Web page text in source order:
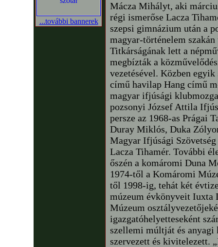
...további bannerek
Mácza Mihályt, aki
régi ismerőse Lacza
szepsi gimnázium után a
magyar-történelem
Titkárságának lett a
megbízták a
vezetésével. Közben
című havilap Hang című
magyar ifjúsági
pozsonyi József Attila
persze az 1968-as Prágai
Duray Miklós, Duka
Magyar Ifjúsági
Lacza Tihamér. További
őszén a komáromi Duna
1974-től a Komáromi
től 1998-ig, tehát két
múzeum évkönyveit Iuxta
Múzeum
igazgatóhelyetteseként
szellemi múltját és
szervezett és kivitelezett.